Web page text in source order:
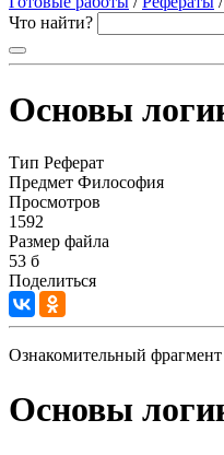
Что найти?
Основы
Тип Реферат
Предмет Философия
Просмотров
1592
Размер файла
53 б
Поделиться
Ознакомительный
Основы